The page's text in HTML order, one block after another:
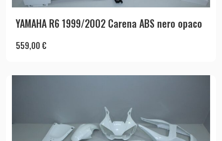
YAMAHA R6 1999/2002 Carena ABS nero opaco
559,00 €